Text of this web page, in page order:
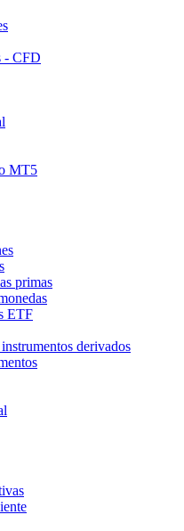
- CFD
MT5
primas
ETF
derivados